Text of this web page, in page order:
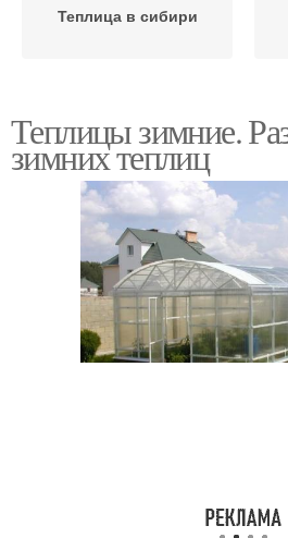
Теплица в сибири
Теплицы зимние.
зимних теплиц